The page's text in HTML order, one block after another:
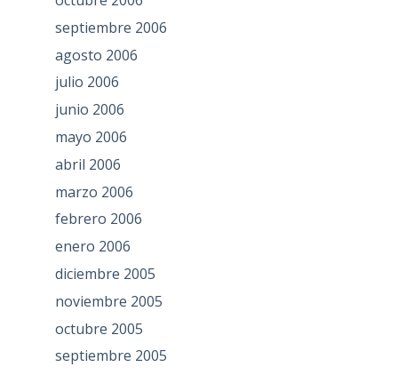
septiembre 2006
agosto 2006
julio 2006
junio 2006
mayo 2006
abril 2006
marzo 2006
febrero 2006
enero 2006
diciembre 2005
noviembre 2005
octubre 2005
septiembre 2005